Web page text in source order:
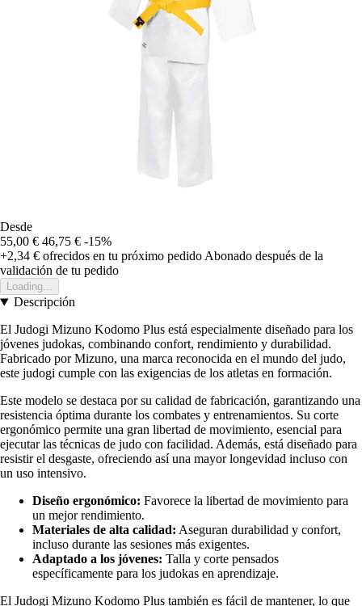
Desde
55,00 € 46,75 € -15%
+2,34 € ofrecidos en tu próximo pedido Abonado después de la
validación de tu pedido
Loading...
Descripción
El Judogi Mizuno Kodomo Plus está especialmente diseñado para los
jóvenes judokas, combinando confort, rendimiento y durabilidad.
Fabricado por Mizuno, una marca reconocida en el mundo del judo,
este judogi cumple con las exigencias de los atletas en formación.
Este modelo se destaca por su calidad de fabricación, garantizando una
resistencia óptima durante los combates y entrenamientos. Su corte
ergonómico permite una gran libertad de movimiento, esencial para
ejecutar las técnicas de judo con facilidad. Además, está diseñado para
resistir el desgaste, ofreciendo así una mayor longevidad incluso con
un uso intensivo.
Diseño ergonómico: Favorece la libertad de movimiento para
un mejor rendimiento.
Materiales de alta calidad: Aseguran durabilidad y confort,
incluso durante las sesiones más exigentes.
Adaptado a los jóvenes: Talla y corte pensados
específicamente para los judokas en aprendizaje.
El Judogi Mizuno Kodomo Plus también es fácil de mantener, lo que